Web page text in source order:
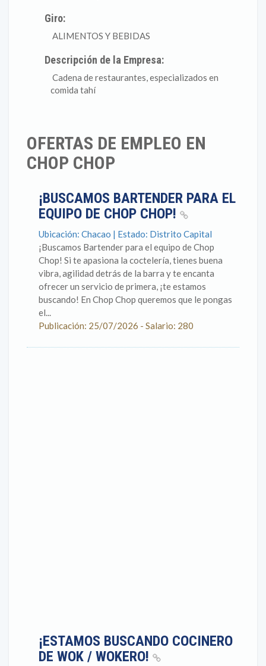
Giro:
ALIMENTOS Y BEBIDAS
Descripción de la Empresa:
Cadena de restaurantes, especializados en
comida tahí
OFERTAS DE EMPLEO EN
CHOP CHOP
¡BUSCAMOS BARTENDER PARA EL
EQUIPO DE CHOP CHOP!
Ubicación: Chacao | Estado: Distrito Capital
¡Buscamos Bartender para el equipo de Chop
Chop! Si te apasiona la coctelería, tienes buena
vibra, agilidad detrás de la barra y te encanta
ofrecer un servicio de primera, ¡te estamos
buscando! En Chop Chop queremos que le pongas
el...
Publicación: 25/07/2026 - Salario: 280
¡ESTAMOS BUSCANDO COCINERO
DE WOK / WOKERO!